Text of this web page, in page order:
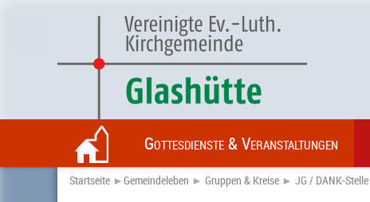
Startseite ►Gemeindeleben ► Gruppen & Kreise ► JG / DANK-Stelle
Gottesdienste & Veranstaltungen